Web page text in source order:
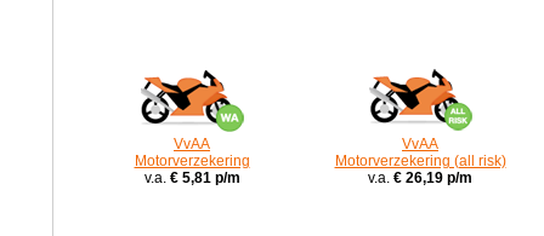
VvAA
Motorverzekering
v.a. € 5,81 p/m
VvAA
Motorverzekering (all risk)
v.a. € 26,19 p/m